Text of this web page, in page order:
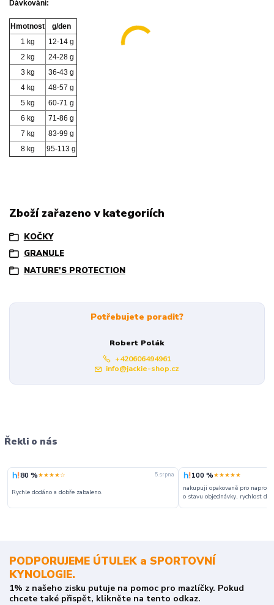
Dávkování:
Hmotnost
g/den
1 kg
12-14 g
2 kg
24-28 g
3 kg
36-43 g
4 kg
48-57 g
5 kg
60-71 g
6 kg
71-86 g
7 kg
83-99 g
8 kg
95-113 g
Zboží zařazeno v kategoriích
KOČKY
GRANULE
NATURE'S PROTECTION
Potřebujete poradit?
Robert Polák
+420606494961
info@jackie-shop.cz
Řekli o nás
80 %★★★★☆ 5. srpna
Rychle dodáno a dobře zabaleno.
100 %★★★★★
nakupuji opakovaně pro
o stavu objednávky, rychlost
PODPORUJEME ÚTULEK a SPORTOVNÍ
KYNOLOGIE.
1% z našeho zisku putuje na pomoc pro mazlíčky. Pokud
chcete také přispět, klikněte na tento odkaz.